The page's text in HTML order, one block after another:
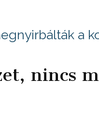
a
nincs